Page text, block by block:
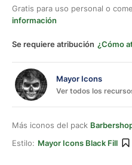
Gratis para uso personal o
información
Se requiere atribución ¿Cómo
Mayor Icons
Ver todos los
Más iconos del pack
Estilo: Mayor Icons Black Fill